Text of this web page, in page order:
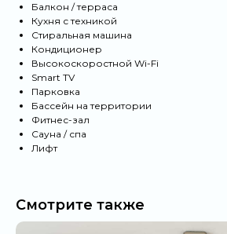
Балкон / терраса
Кухня с техникой
Стиральная машина
Кондиционер
Высокоскоростной Wi-Fi
Smart TV
Парковка
Бассейн на территории
Фитнес-зал
Сауна / спа
Лифт
Смотрите также
Что отличает
наш сервис
Только личный портфель RPS
Подбор под сценарий жизни
отдых, релокация, сезонное проживание —